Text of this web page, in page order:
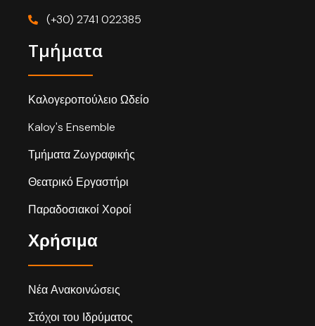
(+30) 2741 022385
Τμήματα
Καλογεροπούλειο Ωδείο
Kaloy's Ensemble
Τμήματα Ζωγραφικής
Θεατρικό Εργαστήρι
Παραδοσιακοί Χοροί
Χρήσιμα
Νέα Ανακοινώσεις
Στόχοι του Ιδρύματος